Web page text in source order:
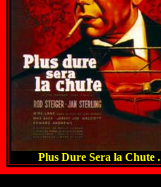
Plus Dure Sera la Chute .